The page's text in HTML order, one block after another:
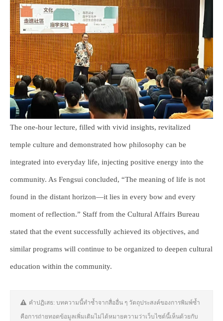
The one-hour lecture, filled with vivid insights, revitalized
temple culture and demonstrated how philosophy can be
integrated into everyday life, injecting positive energy into the
community. As Fengsui concluded, “The meaning of life is not
found in the distant horizon—it lies in every bow and every
moment of reflection.” Staff from the Cultural Affairs Bureau
stated that the event successfully achieved its objectives, and
similar programs will continue to be organized to deepen cultural
education within the community.
คำปฏิเสธ: บทความนี้ทำซ้ำจากสื่ออื่น ๆ วัตถุประสงค์ของการพิมพ์ซ้ำ
คือการถ่ายทอดข้อมูลเพิ่มเติมไม่ได้หมายความว่าเว็บไซต์นี้เห็นด้วยกับ